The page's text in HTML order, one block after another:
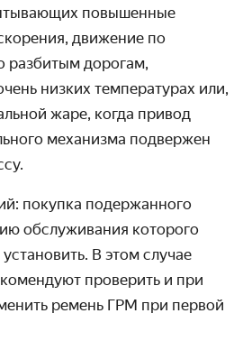
повышенные
движение по
разбитым дорогам,
низких температурах или,
жаре, когда привод
механизма подвержен
покупка подержанного
обслуживания которого
В этом случае
проверить и при
ремень ГРМ при первой